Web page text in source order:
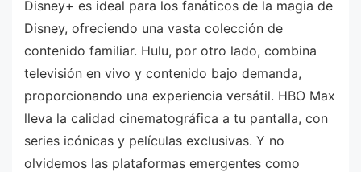
Disney+ es ideal para los fanáticos de la magia de
Disney, ofreciendo una vasta colección de
contenido familiar. Hulu, por otro lado, combina
televisión en vivo y contenido bajo demanda,
proporcionando una experiencia versátil. HBO Max
lleva la calidad cinematográfica a tu pantalla, con
series icónicas y películas exclusivas. Y no
olvidemos las plataformas emergentes como